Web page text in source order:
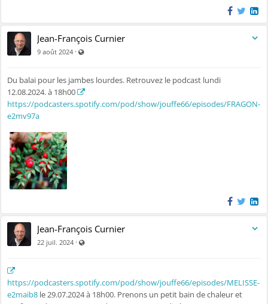
Jean-François Curnier
9 août 2024 ·
Du balai pour les jambes lourdes. Retrouvez le podcast lundi
12.08.2024. à 18h00
https://podcasters.spotify.com/pod/show/jouffe66/episodes/FRAGON-
e2mv97a
Jean-François Curnier
22 juil. 2024 ·
https://podcasters.spotify.com/pod/show/jouffe66/episodes/MELISSE-
e2maib8 le 29.07.2024 à 18h00. Prenons un petit bain de chaleur et